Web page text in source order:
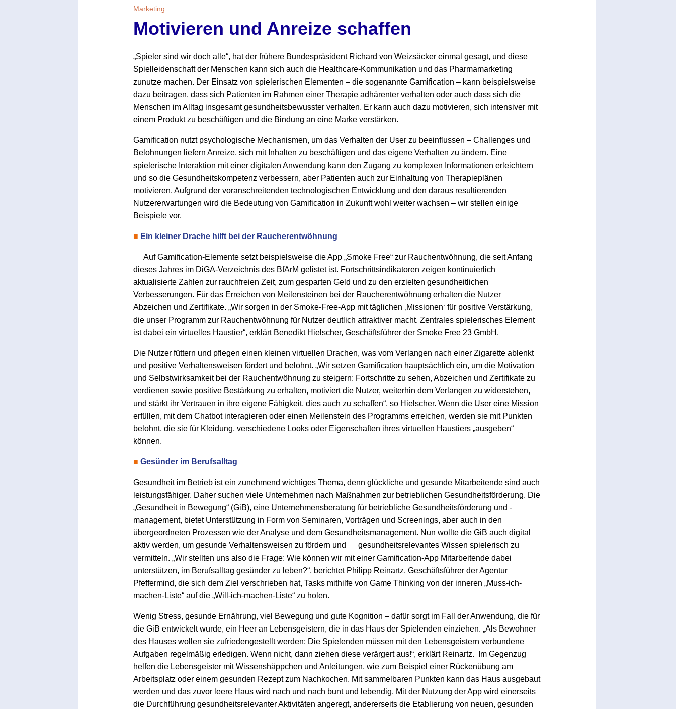
Marketing
Motivieren und Anreize schaffen
„Spieler sind wir doch alle“, hat der frühere Bundespräsident Richard von Weizsäcker einmal gesagt, und diese
Spielleidenschaft der Menschen kann sich auch die Healthcare-Kommunikation und das Pharmamarketing
zunutze machen. Der Einsatz von spielerischen Elementen – die sogenannte Gamification – kann beispielsweise
dazu beitragen, dass sich Patienten im Rahmen einer Therapie adhärenter verhalten oder auch dass sich die
Menschen im Alltag insgesamt gesundheitsbewusster verhalten. Er kann auch dazu motivieren, sich intensiver mit
einem Produkt zu beschäftigen und die Bindung an eine Marke verstärken.
Gamification nutzt psychologische Mechanismen, um das Verhalten der User zu beeinflussen – Challenges und
Belohnungen liefern Anreize, sich mit Inhalten zu beschäftigen und das eigene Verhalten zu ändern. Eine
spielerische Interaktion mit einer digitalen Anwendung kann den Zugang zu komplexen Informationen erleichtern
und so die Gesundheitskompetenz verbessern, aber Patienten auch zur Einhaltung von Therapieplänen
motivieren. Aufgrund der voranschreitenden technologischen Entwicklung und den daraus resultierenden
Nutzererwartungen wird die Bedeutung von Gamification in Zukunft wohl weiter wachsen – wir stellen einige
Beispiele vor.
■ Ein kleiner Drache hilft bei der Raucherentwöhnung
Auf Gamification-Elemente setzt beispielsweise die App „Smoke Free“ zur Rauchentwöhnung, die seit Anfang
dieses Jahres im DiGA-Verzeichnis des BfArM gelistet ist. Fortschrittsindikatoren zeigen kontinuierlich
aktualisierte Zahlen zur rauchfreien Zeit, zum gesparten Geld und zu den erzielten gesundheitlichen
Verbesserungen. Für das Erreichen von Meilensteinen bei der Raucherentwöhnung erhalten die Nutzer
Abzeichen und Zertifikate. „Wir sorgen in der Smoke-Free-App mit täglichen ‚Missionen‘ für positive Verstärkung,
die unser Programm zur Rauchentwöhnung für Nutzer deutlich attraktiver macht. Zentrales spielerisches Element
ist dabei ein virtuelles Haustier“, erklärt Benedikt Hielscher, Geschäftsführer der Smoke Free 23 GmbH.
Die Nutzer füttern und pflegen einen kleinen virtuellen Drachen, was vom Verlangen nach einer Zigarette ablenkt
und positive Verhaltensweisen fördert und belohnt. „Wir setzen Gamification hauptsächlich ein, um die Motivation
und Selbstwirksamkeit bei der Rauchentwöhnung zu steigern: Fortschritte zu sehen, Abzeichen und Zertifikate zu
verdienen sowie positive Bestärkung zu erhalten, motiviert die Nutzer, weiterhin dem Verlangen zu widerstehen,
und stärkt ihr Vertrauen in ihre eigene Fähigkeit, dies auch zu schaffen“, so Hielscher. Wenn die User eine Mission
erfüllen, mit dem Chatbot interagieren oder einen Meilenstein des Programms erreichen, werden sie mit Punkten
belohnt, die sie für Kleidung, verschiedene Looks oder Eigenschaften ihres virtuellen Haustiers „ausgeben“
können.
■ Gesünder im Berufsalltag
Gesundheit im Betrieb ist ein zunehmend wichtiges Thema, denn glückliche und gesunde Mitarbeitende sind auch
leistungsfähiger. Daher suchen viele Unternehmen nach Maßnahmen zur betrieblichen Gesundheitsförderung. Die
„Gesundheit in Bewegung“ (GiB), eine Unternehmensberatung für betriebliche Gesundheitsförderung und -
management, bietet Unterstützung in Form von Seminaren, Vorträgen und Screenings, aber auch in den
übergeordneten Prozessen wie der Analyse und dem Gesundheitsmanagement. Nun wollte die GiB auch digital
aktiv werden, um gesunde Verhaltensweisen zu fördern und
gesundheitsrelevantes Wissen spielerisch zu
vermitteln. „Wir stellten uns also die Frage: Wie können wir mit einer Gamification-App Mitarbeitende dabei
unterstützen, im Berufsalltag gesünder zu leben?“, berichtet Philipp Reinartz, Geschäftsführer der Agentur
Pfeffermind, die sich dem Ziel verschrieben hat, Tasks mithilfe von Game Thinking von der inneren „Muss-ich-
machen-Liste“ auf die „Will-ich-machen-Liste“ zu holen.
Wenig Stress, gesunde Ernährung, viel Bewegung und gute Kognition – dafür sorgt im Fall der Anwendung, die für
die GiB entwickelt wurde, ein Heer an Lebensgeistern, die in das Haus der Spielenden einziehen. „Als Bewohner
des Hauses wollen sie zufriedengestellt werden: Die Spielenden müssen mit den Lebensgeistern verbundene
Aufgaben regelmäßig erledigen. Wenn nicht, dann ziehen diese verärgert aus!“, erklärt Reinartz. Im Gegenzug
helfen die Lebensgeister mit Wissenshäppchen und Anleitungen, wie zum Beispiel einer Rückenübung am
Arbeitsplatz oder einem gesunden Rezept zum Nachkochen. Mit sammelbaren Punkten kann das Haus ausgebaut
werden und das zuvor leere Haus wird nach und nach bunt und lebendig. Mit der Nutzung der App wird einerseits
die Durchführung gesundheitsrelevanter Aktivitäten angeregt, andererseits die Etablierung von neuen, gesunden